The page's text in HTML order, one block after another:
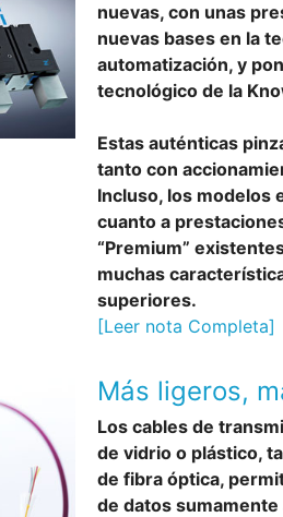
nuevas, con unas
nuevas bases en la
automatización, y
tecnológico de la
Estas auténticas
tanto con
Incluso, los modelos
cuanto a
“Premium”
muchas
superiores.
[Leer nota Completa]
Más ligeros,
Los cables de
de vidrio o plástico,
de fibra óptica,
de datos sumamente